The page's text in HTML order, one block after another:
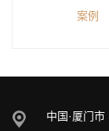
案例
中国·厦门市